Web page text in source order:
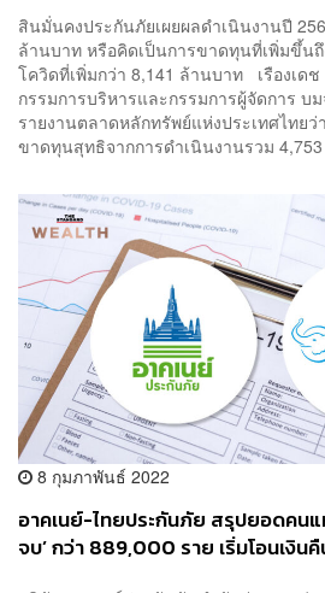
สินมั่นคงประกันภัยเผยผลดำเนินงานปี
ล้านบาท หรือคิดเป็นการขาดทุนที่เพิ่มขึ้น
โควิดที่เพิ่มกว่า 8,141 ล้านบาท เรืองเด
กรรมการบริหารและกรรมการผู้จัดการ บ
รายงานตลาดหลักทรัพย์แห่งประเทศไทย
ขาดทุนสุทธิจากการดำเนินงานรวม 4,753
8 กุมภาพันธ์ 2022
อาคเนย์-ไทยประกันภัย สรุปยอดคนแ
จบ’ กว่า 889,000 ราย เริ่มโอนเงิน